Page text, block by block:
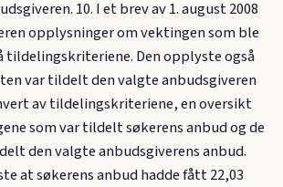
10. I et brev av 1. august 2008
opplysninger om vektingen som ble
tildelingskriteriene. Den opplyste også
var tildelt den valgte anbudsgiveren
av tildelingskriteriene, en oversikt
som var tildelt søkerens anbud og de
den valgte anbudsgiverens anbud.
at søkerens anbud hadde fått 22,03